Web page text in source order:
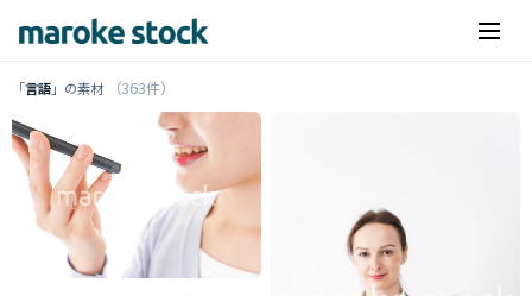
「言語」の素材 （363件）